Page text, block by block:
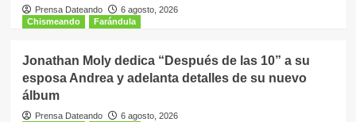
Prensa Dateando
6 agosto, 2026
Chismeando
Farándula
Jonathan Moly dedica “Después de las 10” a su
esposa Andrea y adelanta detalles de su nuevo
álbum
Prensa Dateando
6 agosto, 2026